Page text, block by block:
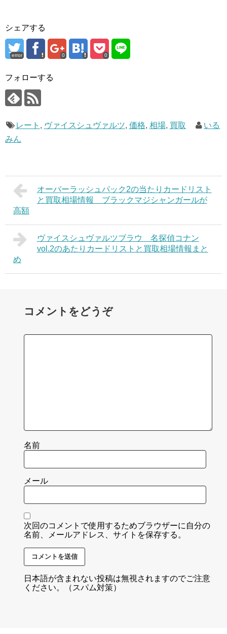
シェアする
error 0 0
フォローする
レート , ヴァイスシュヴァルツ, 価格, 相場, 買取
いる
みん
オーバーラッシュパック2の当たりカードリスト
と買取相場情報 ブラックマジシャンガールが
高額
ヴァイスシュヴァルツブラウ 名探偵コナン
vol.2のあたりカードリストと買取相場情報まと
め
コメントをどうぞ
名前
メール
次回のコメントで使用するためブラウザーに自分の
名前、メールアドレス、サイトを保存する。
日本語が含まれない投稿は無視されますのでご注意
ください。（スパム対策）